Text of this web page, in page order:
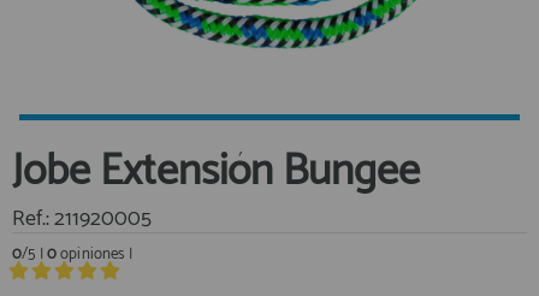
Equipo Personal
Libros
Mantenimiento y Limpieza
Motonautica
Motores
Al crear una cuenta en francobordo.com podrás realizar tus
registro cliente
Jobe Extensión Bungee
Ref.: 211920005
0/5 |0opiniones |